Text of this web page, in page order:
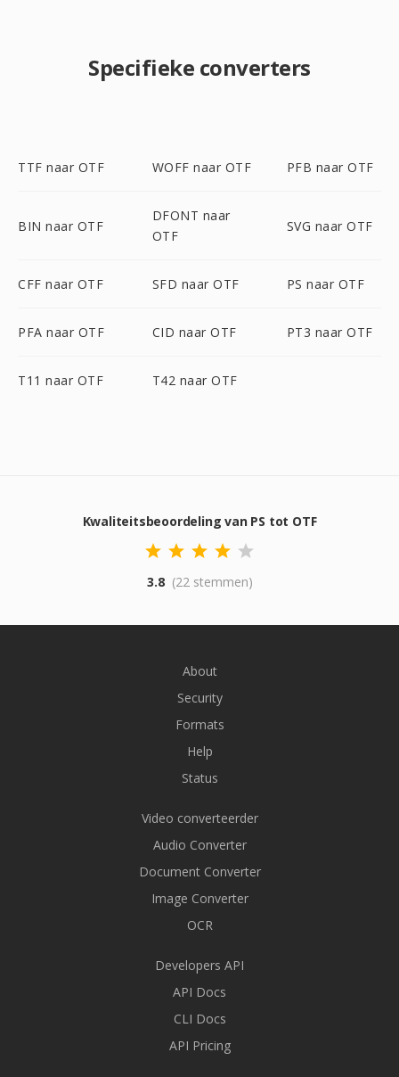
Specifieke converters
TTF naar OTF WOFF naar OTF PFB naar OTF
BIN naar OTF
DFONT naar
OTF
SVG naar OTF
CFF naar OTF SFD naar OTF PS naar OTF
PFA naar OTF CID naar OTF PT3 naar OTF
T11 naar OTF T42 naar OTF
Kwaliteitsbeoordeling van PS tot OTF
3.8 (22 stemmen)
About
Security
Formats
Help
Status
Video converteerder
Audio Converter
Document Converter
Image Converter
OCR
Developers API
API Docs
CLI Docs
API Pricing